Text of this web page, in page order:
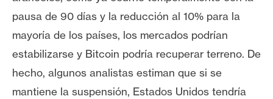
pausa de 90 días y la reducción al 10% para la
mayoría de los países, los mercados podrían
estabilizarse y Bitcoin podría recuperar terreno. De
hecho, algunos analistas estiman que si se
mantiene la suspensión, Estados Unidos tendría